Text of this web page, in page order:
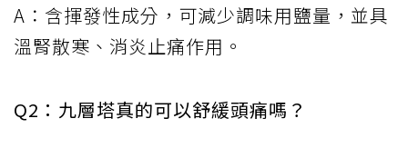
A：含揮發性成分，可減少調味用鹽量，並具
溫腎散寒、消炎止痛作用。
Q2：九層塔真的可以舒緩頭痛嗎？